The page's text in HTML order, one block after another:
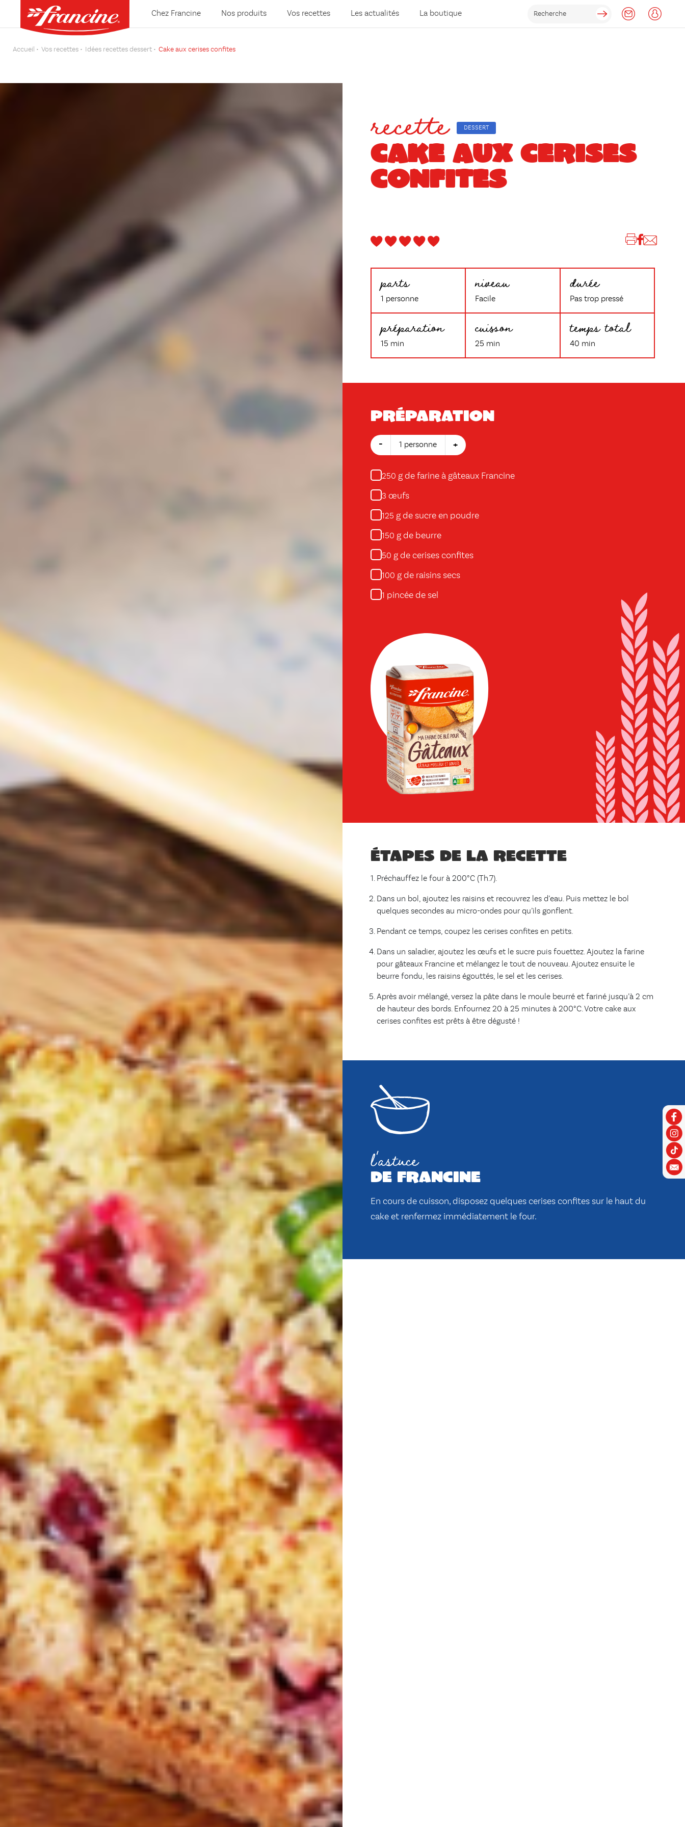
Chez Francine Nos produits Vos recettes Les actualités La boutique
Accueil Vos recettes Idées recettes dessert Cake aux cerises confites
recette DESSERT
CAKE AUX CERISES
CONFITES
parts
1 personne
niveau
Facile
durée
Pas trop pressé
préparation
15 min
cuisson
25 min
temps total
40 min
Préparation
- 1 personne +
250 g de farine à gâteaux Francine
3 œufs
125 g de sucre en poudre
150 g de beurre
50 g de cerises confites
100 g de raisins secs
1 pincée de sel
Étapes de la recette
Préchauffez le four à 200°C (Th.7).
Dans un bol, ajoutez les raisins et recouvrez les d’eau. Puis mettez le bol
quelques secondes au micro-ondes pour qu’ils gonflent.
Pendant ce temps, coupez les cerises confites en petits.
Dans un saladier, ajoutez les œufs et le sucre puis fouettez. Ajoutez la farine
pour gâteaux Francine et mélangez le tout de nouveau. Ajoutez ensuite le
beurre fondu, les raisins égouttés, le sel et les cerises.
Après avoir mélangé, versez la pâte dans le moule beurré et fariné jusqu’à 2 cm
de hauteur des bords. Enfournez 20 à 25 minutes à 200°C. Votre cake aux
cerises confites est prêts à être dégusté !
l'astuce
de francine
En cours de cuisson, disposez quelques cerises confites sur le haut du
cake et renfermez immédiatement le four.